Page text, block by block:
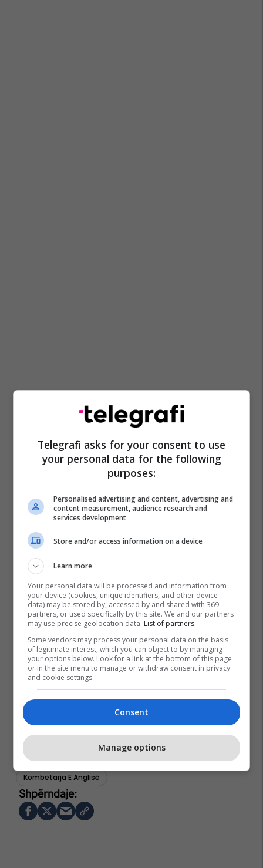
Gareth Southgate Eddie Howe
Jamie Carragher
Kombëtarja E Anglisë
Telegrafi asks for your consent to use
your personal data for the following
purposes:
Personalised advertising and content, advertising and
content measurement, audience research and
services development
Store and/or access information on a device
Learn more
Your personal data will be processed and information from
your device (cookies, unique identifiers, and other device
data) may be stored by, accessed by and shared with 369
partners, or used specifically by this site. We and our partners
may use precise geolocation data. List of partners.
Some vendors may process your personal data on the basis
of legitimate interest, which you can object to by managing
your options below. Look for a link at the bottom of this page
or in the site menu to manage or withdraw consent in privacy
and cookie settings.
Consent
Manage options